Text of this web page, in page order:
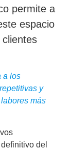
permite a
espacio
a los
y
más
del